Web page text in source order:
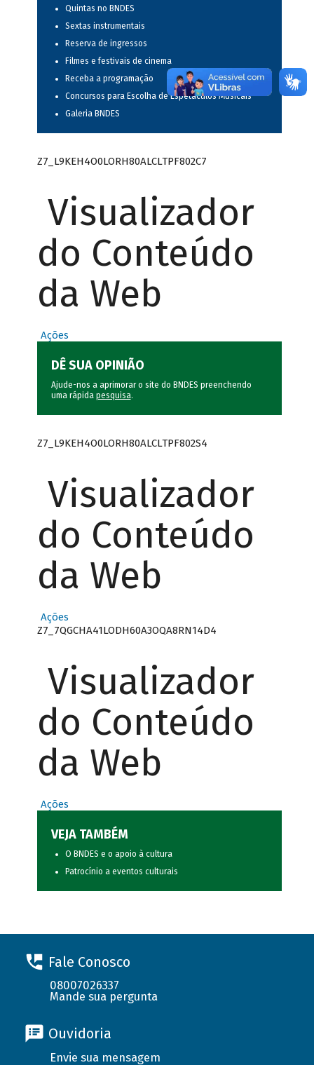
Quintas no BNDES
Sextas instrumentais
Reserva de ingressos
Filmes e festivais de cinema
Receba a programação
Concursos para Escolha de Espetáculos Musicais
Galeria BNDES
Z7_L9KEH4O0LORH80ALCLTPF802C7
Visualizador
do Conteúdo
da Web
Ações
DÊ SUA OPINIÃO
Ajude-nos a aprimorar o site do BNDES preenchendo
uma rápida pesquisa.
Z7_L9KEH4O0LORH80ALCLTPF802S4
Visualizador
do Conteúdo
da Web
Ações
Z7_7QGCHA41LODH60A3OQA8RN14D4
Visualizador
do Conteúdo
da Web
Ações
VEJA TAMBÉM
O BNDES e o apoio à cultura
Patrocínio a eventos culturais
Fale Conosco
08007026337
Mande sua pergunta
Ouvidoria
Envie sua mensagem